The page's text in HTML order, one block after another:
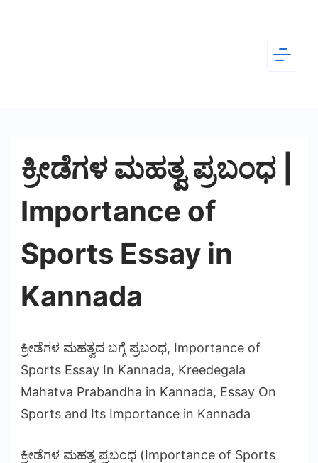
Kannada
ಕ್ರೀಡೆಗಳ ಮಹತ್ವ ಪ್ರಬಂಧ |
Importance of
Sports Essay in
Kannada
ಕ್ರೀಡೆಗಳ ಮಹತ್ವದ ಬಗ್ಗೆ ಪ್ರಬಂಧ, Importance of
Sports Essay In Kannada, Kreedegala
Mahatva Prabandha in Kannada, Essay On
Sports and Its Importance in Kannada
ಕ್ರೀಡೆಗಳ ಮಹತ್ವ ಪ್ರಬಂಧ (Importance of Sports